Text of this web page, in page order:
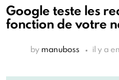
Google teste les
fonction de votre
by manuboss il y a